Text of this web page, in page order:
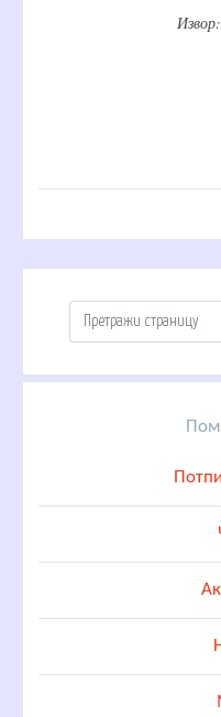
Извор: